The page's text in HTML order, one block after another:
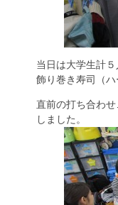
当日は大学生計
飾り巻き寿司（ハ
直前の打ち合わ
しました。